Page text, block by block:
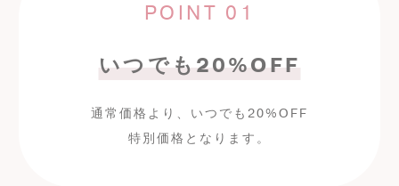
POINT 01
いつでも 20%OFF
通常価格より、いつでも 20%OFF
特別価格となります。